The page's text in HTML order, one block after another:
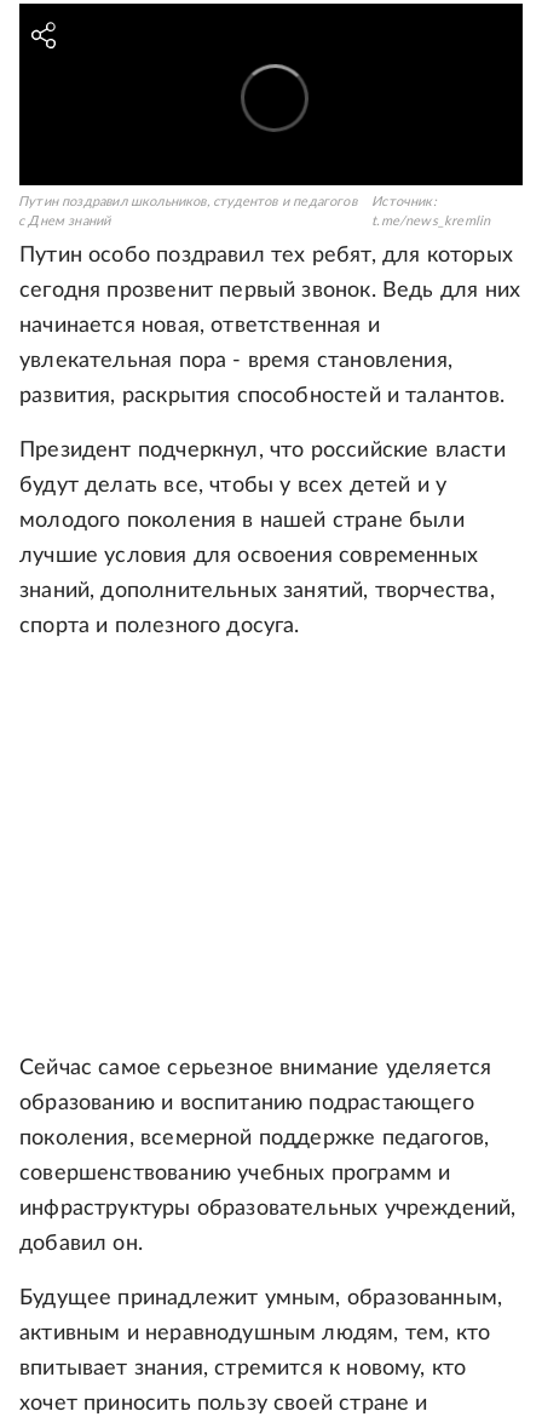
Путин поздравил школьников, студентов и педагогов
с Днем знаний
Источник:
t.me/news_kremlin
Путин особо поздравил тех ребят, для которых
сегодня прозвенит первый звонок. Ведь для них
начинается новая, ответственная и
увлекательная пора - время становления,
развития, раскрытия способностей и талантов.
Президент подчеркнул, что российские власти
будут делать все, чтобы у всех детей и у
молодого поколения в нашей стране были
лучшие условия для освоения современных
знаний, дополнительных занятий, творчества,
спорта и полезного досуга.
Сейчас самое серьезное внимание уделяется
образованию и воспитанию подрастающего
поколения, всемерной поддержке педагогов,
совершенствованию учебных программ и
инфраструктуры образовательных учреждений,
добавил он.
Будущее принадлежит умным, образованным,
активным и неравнодушным людям, тем, кто
впитывает знания, стремится к новому, кто
хочет приносить пользу своей стране и